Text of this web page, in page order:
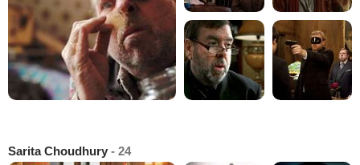
Sarita Choudhury - 24